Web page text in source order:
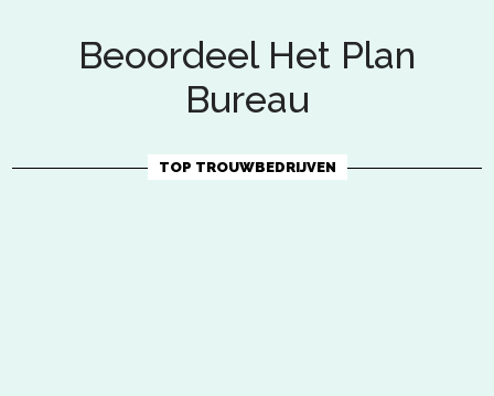
Beoordeel Het Plan
Bureau
TOP TROUWBEDRIJVEN